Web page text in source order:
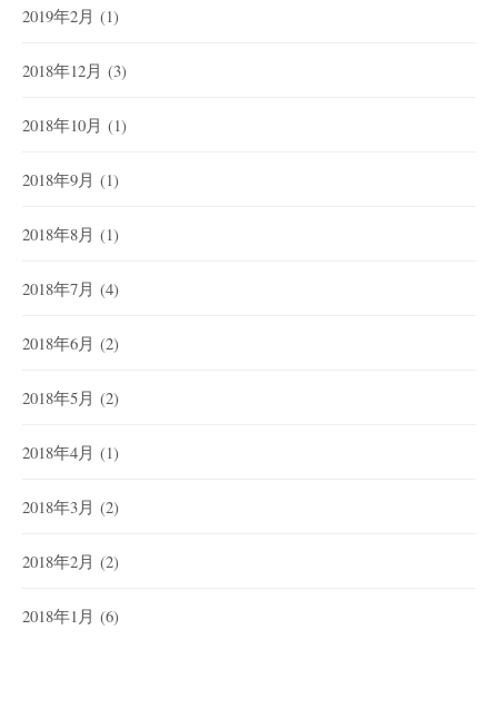
2019年2月 (1)
2018年12月 (3)
2018年10月 (1)
2018年9月 (1)
2018年8月 (1)
2018年7月 (4)
2018年6月 (2)
2018年5月 (2)
2018年4月 (1)
2018年3月 (2)
2018年2月 (2)
2018年1月 (6)